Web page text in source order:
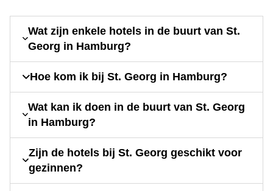
Wat zijn enkele hotels in de buurt van St.
Georg in Hamburg?
Hoe kom ik bij St. Georg in Hamburg?
Wat kan ik doen in de buurt van St. Georg
in Hamburg?
Zijn de hotels bij St. Georg geschikt voor
gezinnen?